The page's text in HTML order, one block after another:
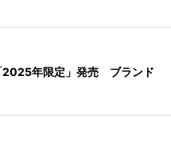
2025年限定」発売 ブランド
品